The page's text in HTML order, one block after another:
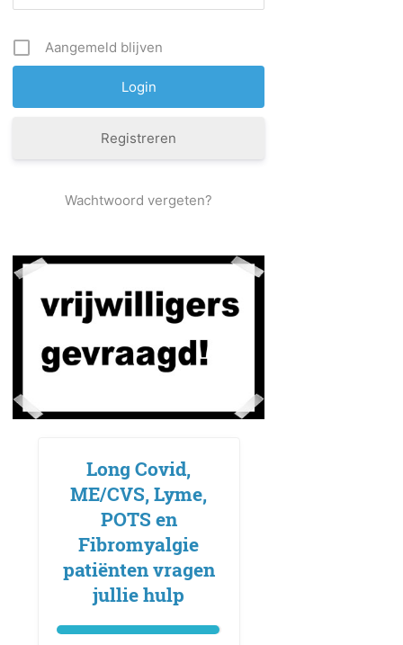
Aangemeld blijven
Registreren
Wachtwoord vergeten?
Long Covid,
ME/CVS, Lyme,
POTS en
Fibromyalgie
patiënten vragen
jullie hulp